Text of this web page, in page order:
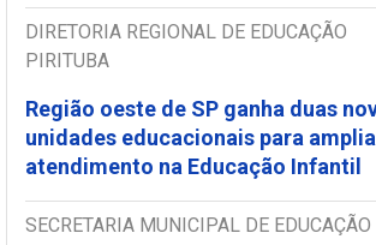
DIRETORIA REGIONAL DE EDUCAÇÃO
PIRITUBA
Região oeste de SP ganha duas
unidades educacionais para
atendimento na Educação Infantil
SECRETARIA MUNICIPAL DE EDUCAÇÃO